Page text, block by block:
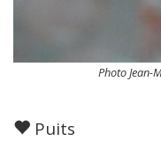
Photo Jean-
Puits